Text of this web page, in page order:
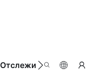
Отслеживание Заказа